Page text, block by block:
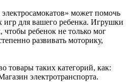
может помочь
для вашего ребенка. Игрушки
чтобы ребенок не только мог
развивать моторику,
товары таких категорий, как:
электротранспорта.